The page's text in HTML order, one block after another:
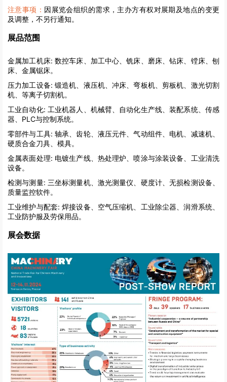
注意事项： 因展览会组织的需求，主办方有权对展期及地点的变更
及调整，不另行通知。
展品范围
金属加工机床: 数控车床、加工中心、铣床、磨床、钻床、镗床、刨
床、金属锯床。
压力加工设备: 锻造机、液压机、冲床、弯板机、剪板机、激光切割
机、等离子切割机。
工业自动化: 工业机器人、机械臂、自动化生产线、装配系统、传感
器、PLC与控制系统。
零部件与工具: 轴承、齿轮、液压元件、气动组件、电机、减速机、
硬质合金刀具、模具。
金属表面处理: 电镀生产线、热处理炉、喷涂与涂装设备、工业清洗
设备。
检测与测量: 三坐标测量机、激光测量仪、硬度计、无损检测设备、
质量监控软件。
工业维护与配套: 焊接设备、空气压缩机、工业除尘器、润滑系统、
工业防护服及劳保用品。
展会数据